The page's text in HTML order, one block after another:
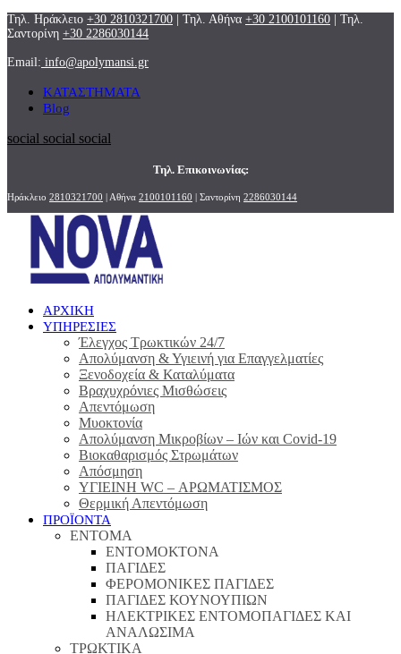
Τηλ. Ηράκλειο +30 2810321700 | Τηλ. Αθήνα +30 2100101160 | Τηλ.
Σαντορίνη +30 2286030144
Email: info@apolymansi.gr
ΚΑΤΑΣΤΗΜΑΤΑ
Blog
social social social
Τηλ. Επικοινωνίας:
Ηράκλειο 2810321700 | Αθήνα 2100101160 | Σαντορίνη 2286030144
ΑΡΧΙΚΗ
ΥΠΗΡΕΣΙΕΣ
Έλεγχος Τρωκτικών 24/7
Απολύμανση & Υγιεινή για Επαγγελματίες
Ξενοδοχεία & Καταλύματα
Βραχυχρόνιες Μισθώσεις
Απεντόμωση
Μυοκτονία
Απολύμανση Μικροβίων – Ιών και Covid-19
Βιοκαθαρισμός Στρωμάτων
Απόσμηση
ΥΓΙΕΙΝΗ WC – ΑΡΩΜΑΤΙΣΜΟΣ
Θερμική Απεντόμωση
ΠΡΟΪΟΝΤΑ
ΕΝΤΟΜΑ
ΕΝΤΟΜΟΚΤΟΝΑ
ΠΑΓΙΔΕΣ
ΦΕΡΟΜΟΝΙΚΕΣ ΠΑΓΙΔΕΣ
ΠΑΓΙΔΕΣ ΚΟΥΝΟΥΠΙΩΝ
ΗΛΕΚΤΡΙΚΕΣ ΕΝΤΟΜΟΠΑΓΙΔΕΣ ΚΑΙ
ΑΝΑΛΩΣΙΜΑ
ΤΡΩΚΤΙΚΑ